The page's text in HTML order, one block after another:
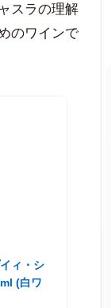
スラの理解
のワインで
ィ・シ
(白ワ